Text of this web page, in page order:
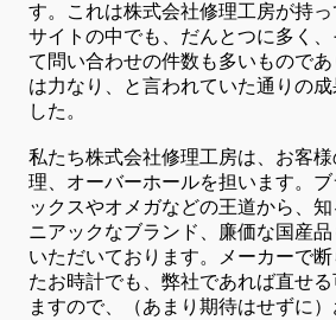
す。これは株式会社修理工房が持
サイトの中でも、だんとつに多く
て問い合わせの件数も多いもので
は力なり、と言われていた通りの成
した。
私たち株式会社修理工房は、お客
理、オーバーホールを担います。
ックスやオメガなどの王道から、
ニアックなブランド、廉価な国産
いただいております。メーカーで
たお時計でも、弊社であれば直せる
ますので、（あまり期待はせずに